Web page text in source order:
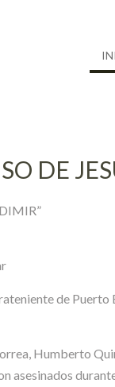
DE
de
Humberto
asesinados